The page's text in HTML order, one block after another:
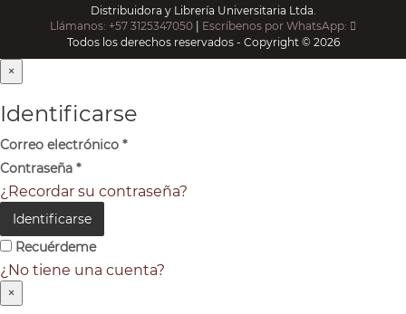
Distribuidora y Librería Universitaria Ltda.
Llámanos: +57 3125347050 | Escríbenos por WhatsApp:
Todos los derechos reservados - Copyright © 2026
×
Identificarse
Correo electrónico *
Contraseña *
¿Recordar su contraseña?
Identificarse
Recuérdeme
¿No tiene una cuenta?
×